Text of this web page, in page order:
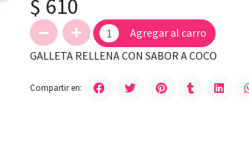
$ 610
Agregar al carro
GALLETA RELLENA CON SABOR A COCO
Compartir en: